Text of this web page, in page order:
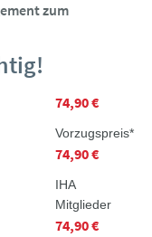
zum
74,90 €
Vorzugspreis*
74,90 €
IHA
Mitglieder
74,90 €